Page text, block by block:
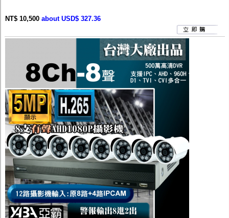
NT$ 10,500 about USD$ 327.36